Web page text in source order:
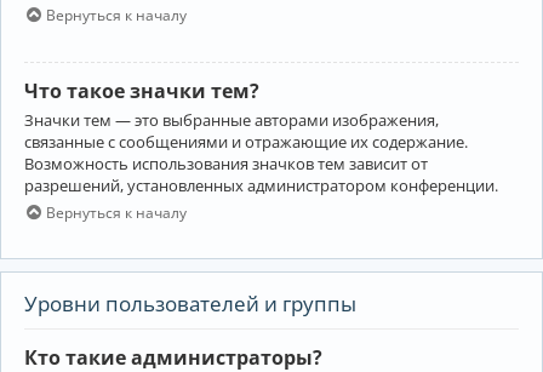
Вернуться к началу
Что такое значки тем?
Значки тем — это выбранные авторами изображения,
связанные с сообщениями и отражающие их содержание.
Возможность использования значков тем зависит от
разрешений, установленных администратором конференции.
Вернуться к началу
Уровни пользователей и группы
Кто такие администраторы?